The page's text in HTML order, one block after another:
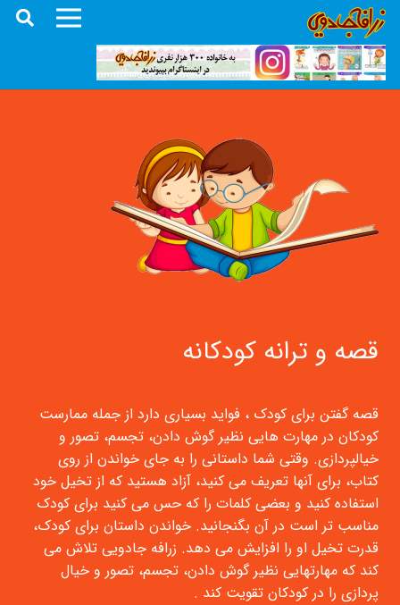
قصه و ترانه کودکانه
قصه گفتن برای کودک ، فواید بسیاری دارد از جمله ممارست
کودکان در مهارت هایی نظیر گوش دادن، تجسم، تصور و
خیالپردازی. وقتی شما داستانی را به جای خواندن از روی
کتاب، برای آنها تعریف می کنید، آزاد هستید که از تخیل خود
استفاده کنید و بعضی کلمات را که حس می کنید برای کودک
مناسب تر است در آن بگنجانید. خواندن داستان برای کودک،
قدرت تخیل او را افزایش می دهد. زرافه جادویی تلاش می
کند که مهارتهایی نظیر گوش دادن، تجسم، تصور و خیال
پردازی را در کودکان تقویت کند .